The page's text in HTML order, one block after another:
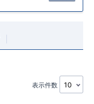
表示件数